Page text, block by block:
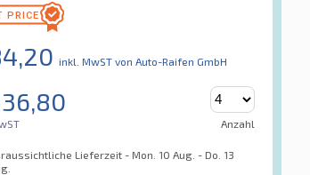
inkl. MwST von Auto-Raifen GmbH
Anzahl
Lieferzeit - Mon. 10 Aug. - Do. 13